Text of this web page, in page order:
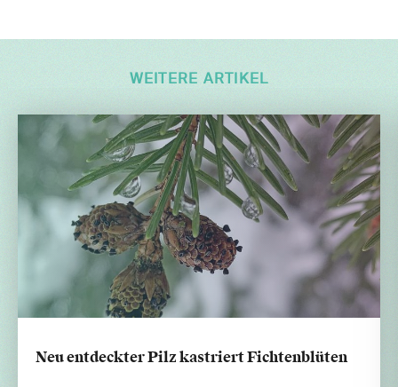
WEITERE ARTIKEL
Neu entdeckter Pilz kastriert Fichtenblüten